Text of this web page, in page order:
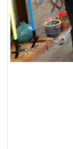
ProArtist